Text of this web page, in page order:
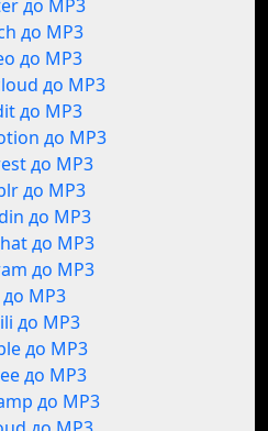
до MP3
до MP3
до MP3
до MP3
до MP3
до MP3
до MP3
до MP3
до MP3
до MP3
до MP3
MP3
до MP3
до MP3
до MP3
до MP3